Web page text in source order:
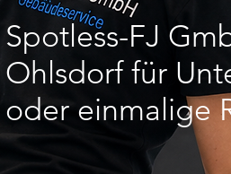
Spotless-FJ
Ohlsdorf für
oder einmalige